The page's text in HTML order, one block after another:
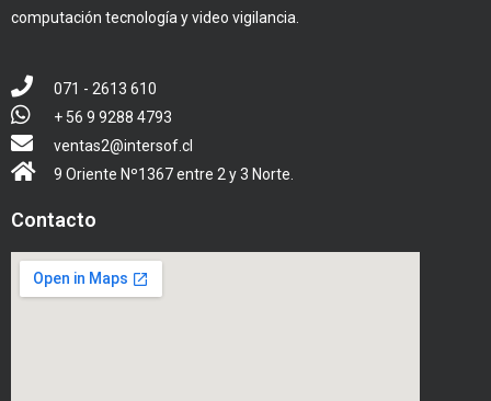
computación tecnología y video vigilancia.
071 - 2613 610
+ 56 9 9288 4793
ventas2@intersof.cl
9 Oriente Nº1367 entre 2 y 3 Norte.
Contacto